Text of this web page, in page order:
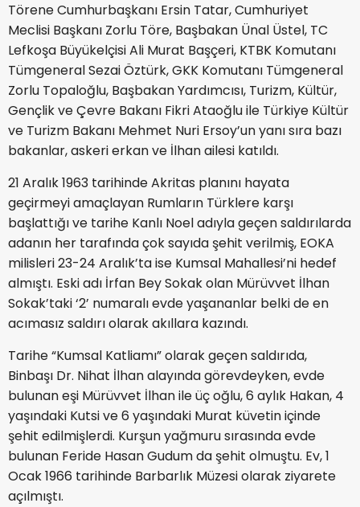
Törene Cumhurbaşkanı Ersin Tatar, Cumhuriyet
Meclisi Başkanı Zorlu Töre, Başbakan Ünal Üstel, TC
Lefkoşa Büyükelçisi Ali Murat Başçeri, KTBK Komutanı
Tümgeneral Sezai Öztürk, GKK Komutanı Tümgeneral
Zorlu Topaloğlu, Başbakan Yardımcısı, Turizm, Kültür,
Gençlik ve Çevre Bakanı Fikri Ataoğlu ile Türkiye Kültür
ve Turizm Bakanı Mehmet Nuri Ersoy’un yanı sıra bazı
bakanlar, askeri erkan ve İlhan ailesi katıldı.
21 Aralık 1963 tarihinde Akritas planını hayata
geçirmeyi amaçlayan Rumların Türklere karşı
başlattığı ve tarihe Kanlı Noel adıyla geçen saldırılarda
adanın her tarafında çok sayıda şehit verilmiş, EOKA
milisleri 23-24 Aralık’ta ise Kumsal Mahallesi’ni hedef
almıştı. Eski adı İrfan Bey Sokak olan Mürüvvet İlhan
Sokak’taki ‘2’ numaralı evde yaşananlar belki de en
acımasız saldırı olarak akıllara kazındı.
Tarihe “Kumsal Katliamı” olarak geçen saldırıda,
Binbaşı Dr. Nihat İlhan alayında görevdeyken, evde
bulunan eşi Mürüvvet İlhan ile üç oğlu, 6 aylık Hakan, 4
yaşındaki Kutsi ve 6 yaşındaki Murat küvetin içinde
şehit edilmişlerdi. Kurşun yağmuru sırasında evde
bulunan Feride Hasan Gudum da şehit olmuştu. Ev, 1
Ocak 1966 tarihinde Barbarlık Müzesi olarak ziyarete
açılmıştı.